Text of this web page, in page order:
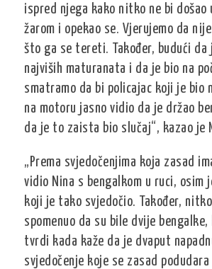
ispred njega kako nitko ne bi došao
žarom i opekao se. Vjerujemo da
što ga se tereti. Također, budući da
najviših maturanata i da je bio na
smatramo da bi policajac koji je bio
na motoru jasno vidio da je držao
da je to zaista bio slučaj“, kazao je
„Prema svjedočenjima koja zasad
vidio Nina s bengalkom u ruci, osim
koji je tako svjedočio. Također,
spomenuo da su bile dvije
tvrdi kada kaže da je dvaput
svjedočenje koje se zasad podudara